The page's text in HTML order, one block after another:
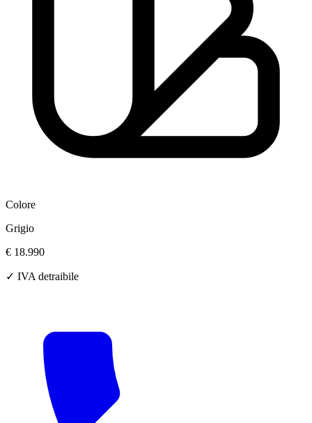
Colore
Grigio
€ 18.990
✓ IVA detraibile